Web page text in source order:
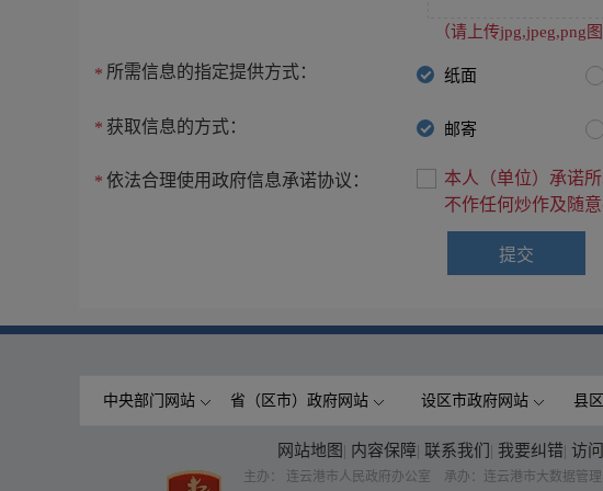
（请上传jpg,jpeg,png
* 所需信息的指定提供方式： 纸面
* 获取信息的方式： 邮寄
* 依法合理使用政府信息承诺协议：
本人（单位）承诺
不作任何炒作及随意
中央部门网站 省（区市）政府网站 设区市政府网站 县
网站地图 | 内容保障| 联系我们 | 我要纠错| 访
主办： 连云港市人民政府办公室 承办：连云港市大数据管